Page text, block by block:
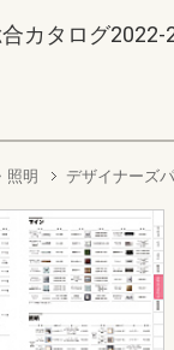
カタログ2022-
照明 デザイナーズ